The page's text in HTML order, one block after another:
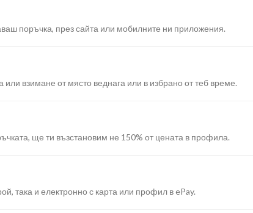
поръчка, през сайта или мобилните ни приложения.
взимане от място веднага или в избрано от теб време.
ще ти възстановим не 150% от цената в профила.
така и електронно с карта или профил в ePay.